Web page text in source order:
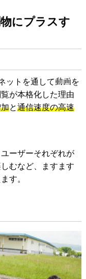
にプラスす
ットを通して動画を
が本格化した理由
と通信速度の高速
ーザーそれぞれが
むなど、ますます
す。